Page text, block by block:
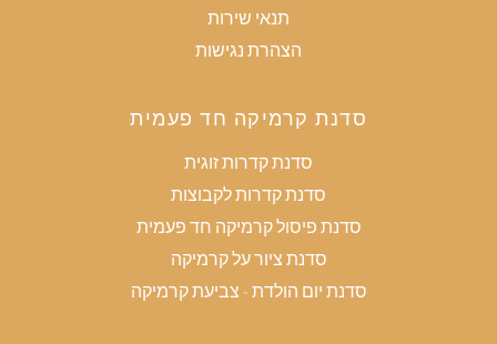
תנאי שירות
הצהרת נגישות
סדנת קרמיקה חד פעמית
סדנת קדרות זוגית
סדנת קדרות לקבוצות
סדנת פיסול קרמיקה חד פעמית
סדנת ציור על קרמיקה
סדנת יום הולדת - צביעת קרמיקה